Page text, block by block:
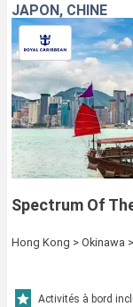
JAPON, CHINE
Spectrum Of
Hong Kong > Okinawa
Activités à bord